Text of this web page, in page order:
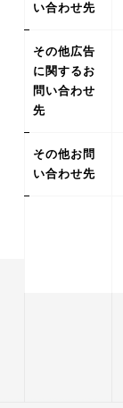
い合わせ先
その他広告
に関するお
問い合わせ
先
その他お問
い合わせ先